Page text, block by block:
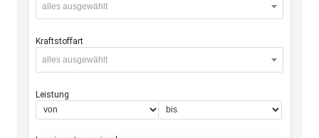
alles ausgewählt
Kraftstoffart
alles ausgewählt
Leistung